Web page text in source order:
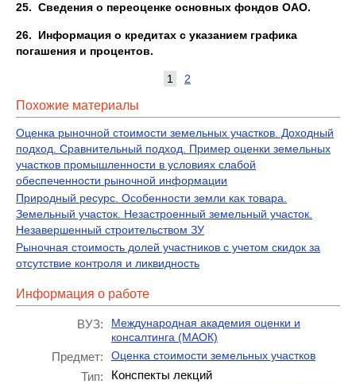
25. Сведения о переоценке основных фондов ОАО.
26. Информация о кредитах с указанием графика
погашения и процентов.
1 2
Похожие материалы
Оценка рыночной стоимости земельных участков. Доходный
подход. Сравнительный подход. Пример оценки земельных
участков промышленности в условиях слабой
обеспеченности рыночной информации
Природный ресурс. Особенности земли как товара.
Земельный участок. Незастроенный земельный участок.
Незавершенный строительством ЗУ
Рыночная стоимость долей участников с учетом скидок за
отсутствие контроля и ликвидность
Информация о работе
ВУЗ:
Международная академия оценки и
консалтинга (МАОК)
Предмет: Оценка стоимости земельных участков
Тип:
Конспекты лекций